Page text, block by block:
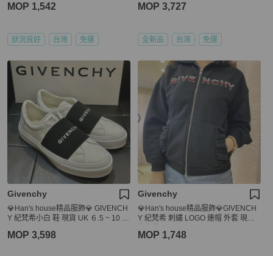
MOP 1,542
狀況良好 台灣 免運
MOP 3,727
全新品 台灣 免運
Givenchy
💎Han's house精品服飾💎 GIVENCH
Y 紀梵希小白 鞋 現貨 UK ６.5 ~ 10 原
MOP 3,598
Givenchy
💎Han's house精品服飾💎GIVENCH
Y 紀梵希 刺繡 LOGO 連帽 外套 現貨
MOP 1,748